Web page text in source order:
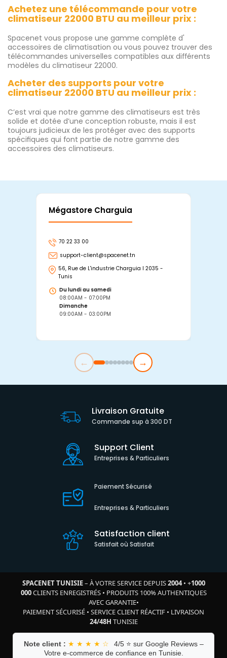
Achetez une télécommande pour votre
climatiseur 22000 BTU au meilleur prix :
Spacenet vous propose une gamme complète d'
accessoires de climatisation ou vous pouvez trouver des
télécommandes universelles compatibles aux différents
modèles du climatiseur 22000.
Acheter des supports pour votre
climatiseur 22000 BTU au meilleur prix :
C’est vrai que notre gamme des climatiseurs est très
solide et dotée d’une conception robuste, mais il est
toujours judicieux de les protéger avec des supports
spécifiques qui font partie de notre gamme des
accessoires des climatiseurs.
Mégastore Charguia
70 22 33 00
support-client@spacenet.tn
56, Rue de L'industrie Charguia I 2035 -
Tunis
Du lundi au samedi
08:00AM - 07:00PM
Dimanche
09:00AM - 03:00PM
← →
Livraison Gratuite
Commande sup à 300 DT
Support Client
Entreprises & Particuliers
Paiement Sécurisé
Entreprises & Particuliers
Satisfaction client
Satisfait où Satisfait
SPACENET TUNISIE– À VOTRE SERVICE DEPUIS2004• +1000
000CLIENTS ENREGISTRÉS• PRODUITS 100% AUTHENTIQUES
AVEC GARANTIE•
PAIEMENT SÉCURISÉ • SERVICE CLIENT RÉACTIF • LIVRAISON
24/48H TUNISIE
Note client : ★ ★ ★ ★ ☆
4/5 ⭐ sur Google Reviews –
Votre e-commerce de confiance en Tunisie.